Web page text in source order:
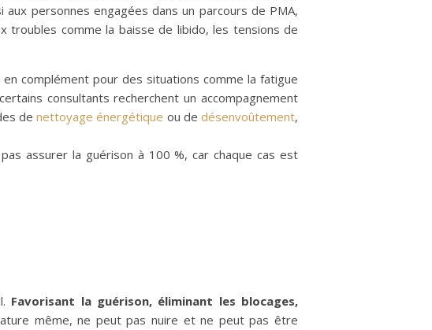
aux personnes engagées dans un parcours de PMA,
troubles comme la baisse de libido, les tensions de
complément pour des situations comme la fatigue
consultants recherchent un accompagnement
denettoyage énergétique ou dedésenvoûtement,
assurer la guérison à 100 %, car chaque cas est
Favorisant la guérison, éliminant les blocages,
même, ne peut pas nuire et ne peut pas être